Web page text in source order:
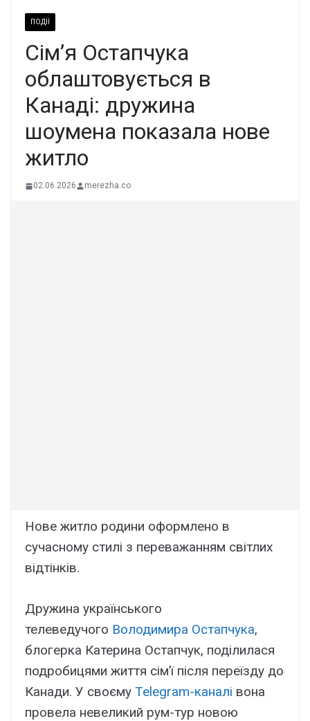
ПОДІЇ
Сім’я Остапчука
облаштовується в
Канаді: дружина
шоумена показала нове
житло
02.06.2026 merezha.co
Нове житло родини оформлено в
сучасному стилі з переважанням світлих
відтінків.
Дружина українського
телеведучого Володимира Остапчука,
блогерка Катерина Остапчук, поділилася
подробицями життя сім’ї після переїзду до
Канади. У своєму Telegram-каналі вона
провела невеликий рум-тур новою